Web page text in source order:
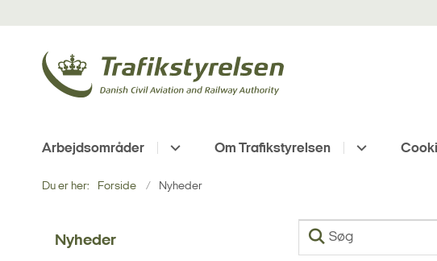
Arbejdsområder Om Trafikstyrelsen
Du er her: Forside Nyheder
Nyheder